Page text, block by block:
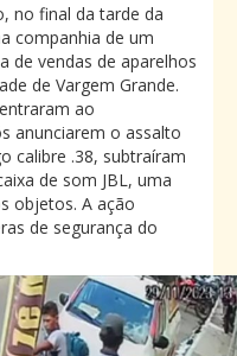
no final da tarde da
companhia de um
de vendas de aparelhos
de Vargem Grande.
ao
anunciarem o assalto
calibre .38, subtraíram
de som JBL, uma
objetos. A ação
de segurança do